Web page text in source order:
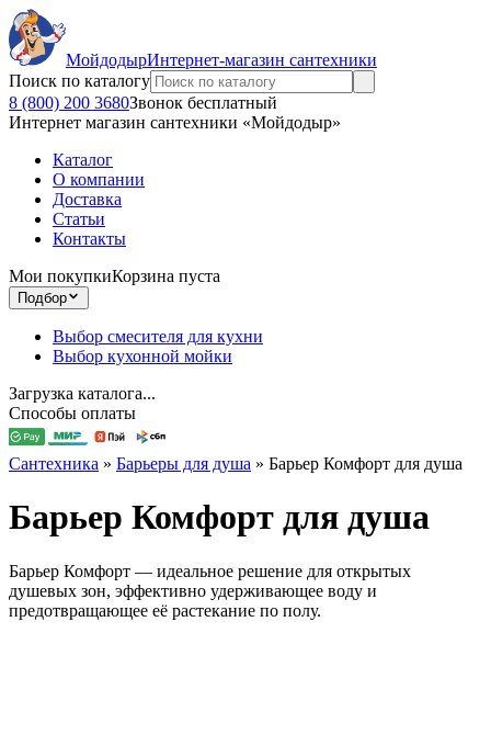
МойдодырИнтернет-магазин сантехники
Поиск по каталогу
8 (800) 200 3680Звонок бесплатный
Интернет магазин сантехники «Мойдодыр»
Каталог
О компании
Доставка
Статьи
Контакты
Мои покупкиКорзина пуста
Подбор
Выбор смесителя для кухни
Выбор кухонной мойки
Загрузка каталога...
Способы оплаты
Сантехника » Барьеры для душа » Барьер Комфорт для душа
Барьер Комфорт для душа
Барьер Комфорт — идеальное решение для открытых
душевых зон, эффективно удерживающее воду и
предотвращающее её растекание по полу.